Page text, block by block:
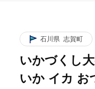
石川県 志賀町
いかづくし
いか イカ お